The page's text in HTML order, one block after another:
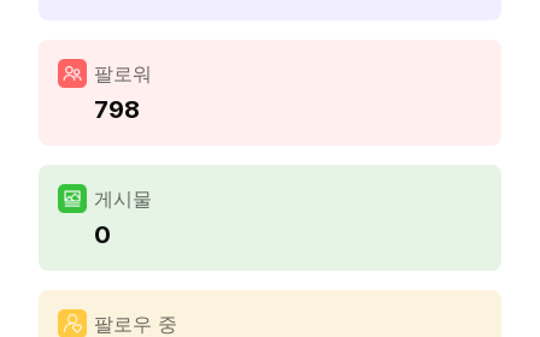
팔로워
798
게시물
0
팔로우 중